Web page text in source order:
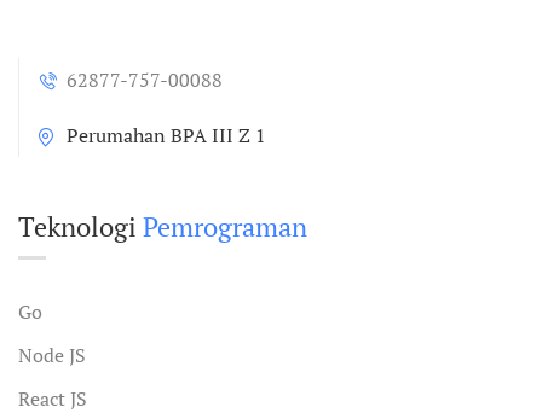
62877-757-00088
Perumahan BPA III Z 1
Teknologi Pemrograman
Go
Node JS
React JS